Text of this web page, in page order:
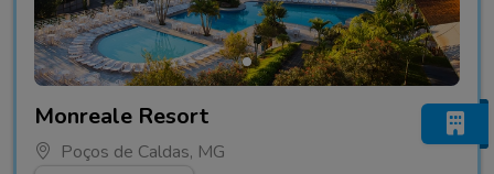
Monreale Resort
Poços de Caldas, MG